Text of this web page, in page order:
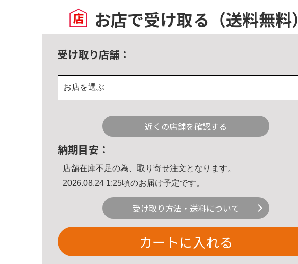
お店で受け取る （送料無料）
受け取り店舗：
お店を選ぶ
近くの店舗を確認する
納期目安：
店舗在庫不足の為、取り寄せ注文となります。
2026.08.24 1:25頃のお届け予定です。
受け取り方法・送料について
カートに入れる